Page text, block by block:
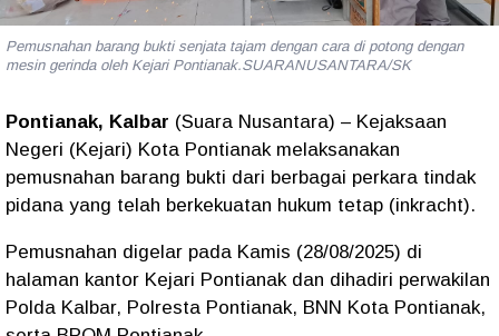
Pemusnahan barang bukti senjata tajam dengan cara di potong dengan
mesin gerinda oleh Kejari Pontianak.SUARANUSANTARA/SK
Pontianak, Kalbar (Suara Nusantara) – Kejaksaan
Negeri (Kejari) Kota Pontianak melaksanakan
pemusnahan barang bukti dari berbagai perkara tindak
pidana yang telah berkekuatan hukum tetap (inkracht).
Pemusnahan digelar pada Kamis (28/08/2025) di
halaman kantor Kejari Pontianak dan dihadiri perwakilan
Polda Kalbar, Polresta Pontianak, BNN Kota Pontianak,